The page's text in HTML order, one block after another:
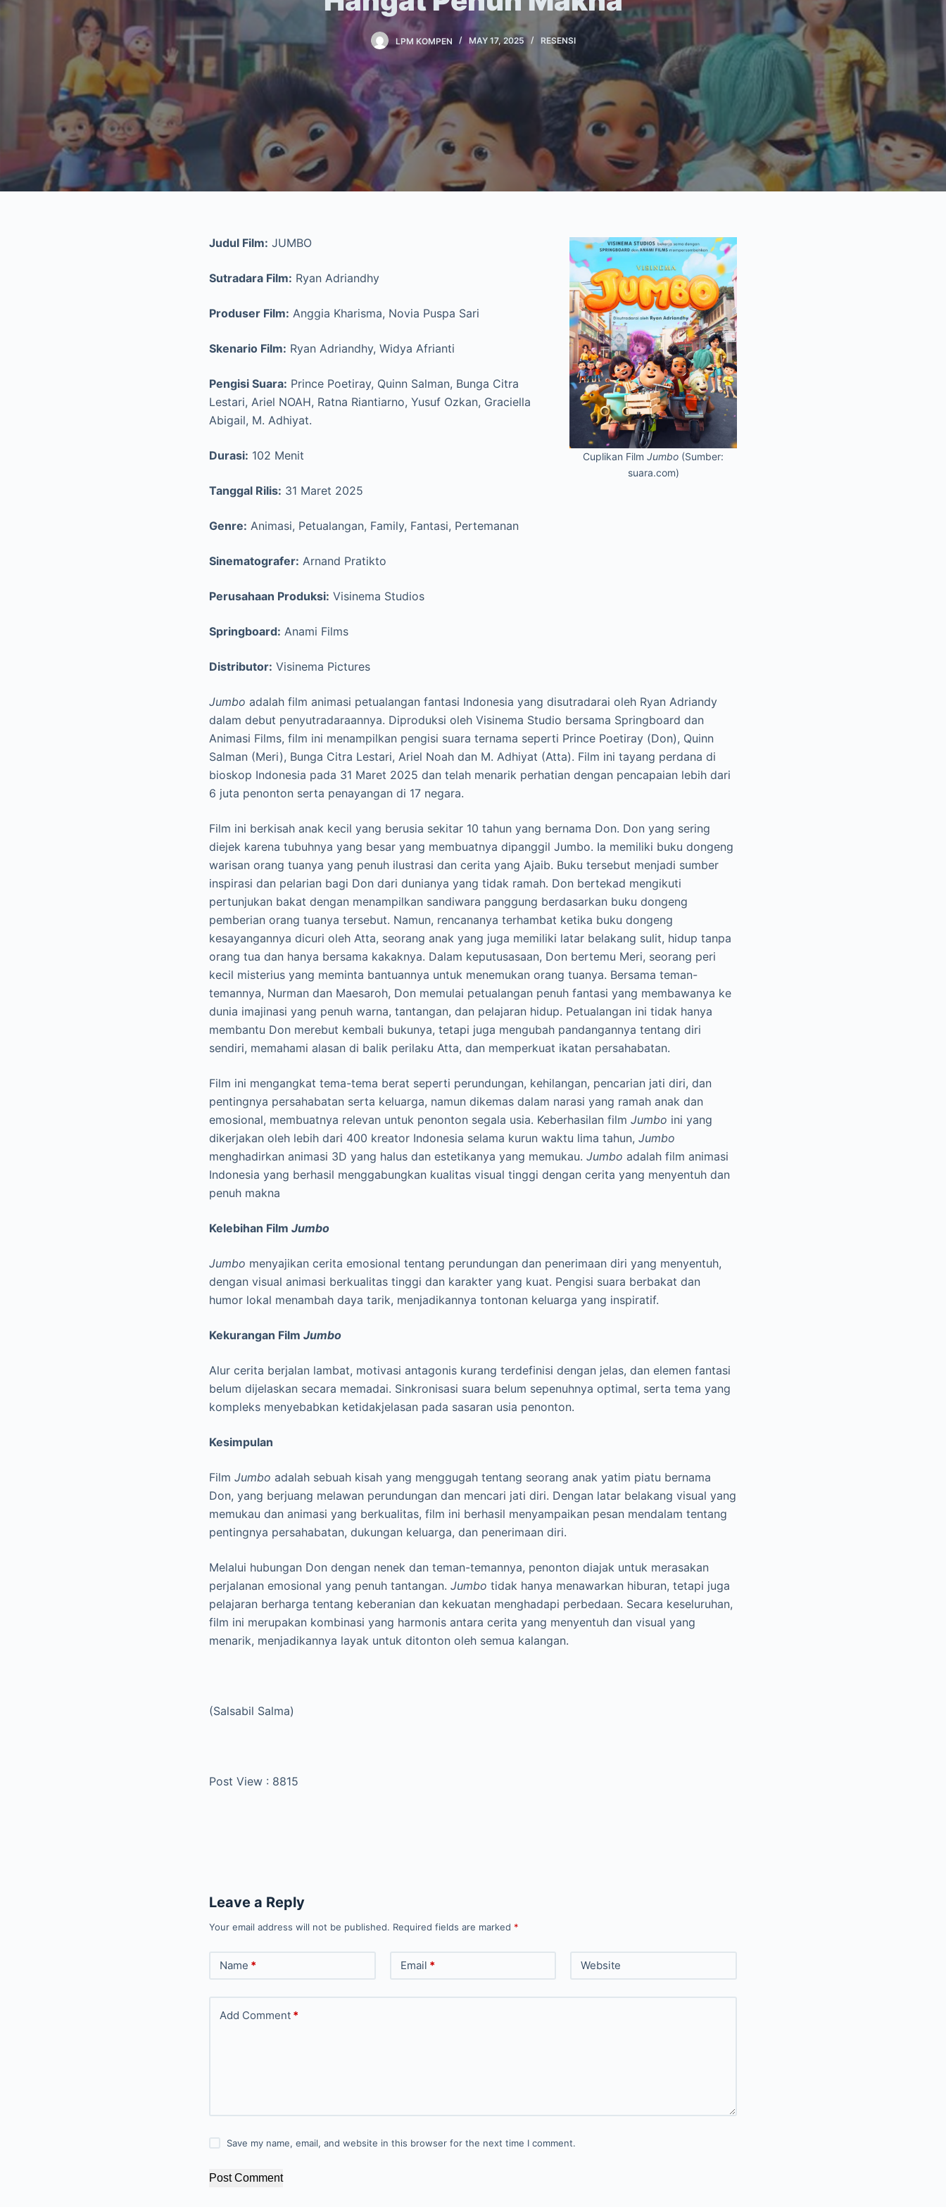
LPM KOMPEN MAY 17, 2025 RESENSI
Cuplikan Film Jumbo (Sumber:
suara.com)
Judul Film: JUMBO
Sutradara Film: Ryan Adriandhy
Produser Film: Anggia Kharisma, Novia Puspa Sari
Skenario Film: Ryan Adriandhy, Widya Afrianti
Pengisi Suara: Prince Poetiray, Quinn Salman, Bunga Citra
Lestari, Ariel NOAH, Ratna Riantiarno, Yusuf Ozkan, Graciella
Abigail, M. Adhiyat.
Durasi: 102 Menit
Tanggal Rilis: 31 Maret 2025
Genre: Animasi, Petualangan, Family, Fantasi, Pertemanan
Sinematografer: Arnand Pratikto
Perusahaan Produksi: Visinema Studios
Springboard: Anami Films
Distributor: Visinema Pictures
Jumbo adalah film animasi petualangan fantasi Indonesia yang disutradarai oleh Ryan Adriandy
dalam debut penyutradaraannya. Diproduksi oleh Visinema Studio bersama Springboard dan
Animasi Films, film ini menampilkan pengisi suara ternama seperti Prince Poetiray (Don), Quinn
Salman (Meri), Bunga Citra Lestari, Ariel Noah dan M. Adhiyat (Atta). Film ini tayang perdana di
bioskop Indonesia pada 31 Maret 2025 dan telah menarik perhatian dengan pencapaian lebih dari
6 juta penonton serta penayangan di 17 negara.
Film ini berkisah anak kecil yang berusia sekitar 10 tahun yang bernama Don. Don yang sering
diejek karena tubuhnya yang besar yang membuatnya dipanggil Jumbo. Ia memiliki buku dongeng
warisan orang tuanya yang penuh ilustrasi dan cerita yang Ajaib. Buku tersebut menjadi sumber
inspirasi dan pelarian bagi Don dari dunianya yang tidak ramah. Don bertekad mengikuti
pertunjukan bakat dengan menampilkan sandiwara panggung berdasarkan buku dongeng
pemberian orang tuanya tersebut. Namun, rencananya terhambat ketika buku dongeng
kesayangannya dicuri oleh Atta, seorang anak yang juga memiliki latar belakang sulit, hidup tanpa
orang tua dan hanya bersama kakaknya. Dalam keputusasaan, Don bertemu Meri, seorang peri
kecil misterius yang meminta bantuannya untuk menemukan orang tuanya. Bersama teman-
temannya, Nurman dan Maesaroh, Don memulai petualangan penuh fantasi yang membawanya ke
dunia imajinasi yang penuh warna, tantangan, dan pelajaran hidup. Petualangan ini tidak hanya
membantu Don merebut kembali bukunya, tetapi juga mengubah pandangannya tentang diri
sendiri, memahami alasan di balik perilaku Atta, dan memperkuat ikatan persahabatan.
Film ini mengangkat tema-tema berat seperti perundungan, kehilangan, pencarian jati diri, dan
pentingnya persahabatan serta keluarga, namun dikemas dalam narasi yang ramah anak dan
emosional, membuatnya relevan untuk penonton segala usia. Keberhasilan film Jumbo ini yang
dikerjakan oleh lebih dari 400 kreator Indonesia selama kurun waktu lima tahun, Jumbo
menghadirkan animasi 3D yang halus dan estetikanya yang memukau. Jumbo adalah film animasi
Indonesia yang berhasil menggabungkan kualitas visual tinggi dengan cerita yang menyentuh dan
penuh makna
Kelebihan Film Jumbo
Jumbo menyajikan cerita emosional tentang perundungan dan penerimaan diri yang menyentuh,
dengan visual animasi berkualitas tinggi dan karakter yang kuat. Pengisi suara berbakat dan
humor lokal menambah daya tarik, menjadikannya tontonan keluarga yang inspiratif.
Kekurangan Film Jumbo
Alur cerita berjalan lambat, motivasi antagonis kurang terdefinisi dengan jelas, dan elemen fantasi
belum dijelaskan secara memadai. Sinkronisasi suara belum sepenuhnya optimal, serta tema yang
kompleks menyebabkan ketidakjelasan pada sasaran usia penonton.
Kesimpulan
Film Jumbo adalah sebuah kisah yang menggugah tentang seorang anak yatim piatu bernama
Don, yang berjuang melawan perundungan dan mencari jati diri. Dengan latar belakang visual yang
memukau dan animasi yang berkualitas, film ini berhasil menyampaikan pesan mendalam tentang
pentingnya persahabatan, dukungan keluarga, dan penerimaan diri.
Melalui hubungan Don dengan nenek dan teman-temannya, penonton diajak untuk merasakan
perjalanan emosional yang penuh tantangan. Jumbo tidak hanya menawarkan hiburan, tetapi juga
pelajaran berharga tentang keberanian dan kekuatan menghadapi perbedaan. Secara keseluruhan,
film ini merupakan kombinasi yang harmonis antara cerita yang menyentuh dan visual yang
menarik, menjadikannya layak untuk ditonton oleh semua kalangan.
(Salsabil Salma)
Post View : 8815
Leave a Reply
Your email address will not be published. Required fields are marked *
Name * Email * Website
Add Comment *
Save my name, email, and website in this browser for the next time I comment.
Post Comment